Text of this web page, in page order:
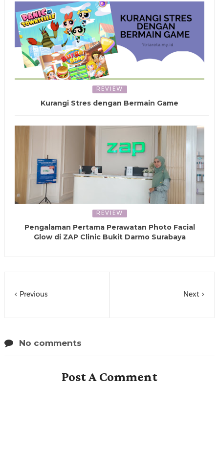
REVIEW
Kurangi Stres dengan Bermain Game
REVIEW
Pengalaman Pertama Perawatan Photo Facial
Glow di ZAP Clinic Bukit Darmo Surabaya
Next
Previous
No comments
Post A Comment